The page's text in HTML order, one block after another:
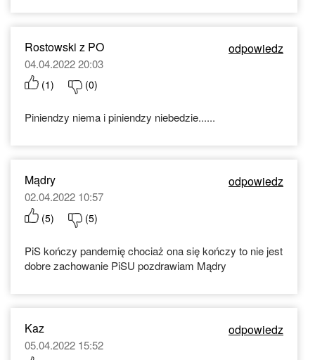
Rostowski z PO odpowiedz
04.04.2022 20:03
(1) (0)
Piniendzy niema i piniendzy niebedzie......
Mądry odpowiedz
02.04.2022 10:57
(5) (5)
PiS kończy pandemię chociaż ona się kończy to nie jest
dobre zachowanie PiSU pozdrawiam Mądry
Kaz odpowiedz
05.04.2022 15:52